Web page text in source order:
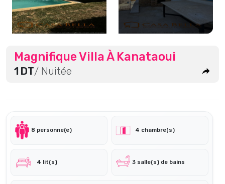
Magnifique Villa À Kanataoui
1 DT/ Nuitée
8 personne(e) 4 chambre(s)
4 lit(s) 3 salle(s) de bains